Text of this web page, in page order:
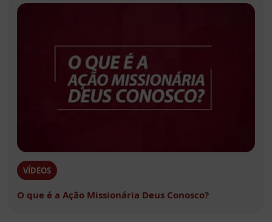
VÍDEOS
O que é a Ação Missionária Deus Conosco?